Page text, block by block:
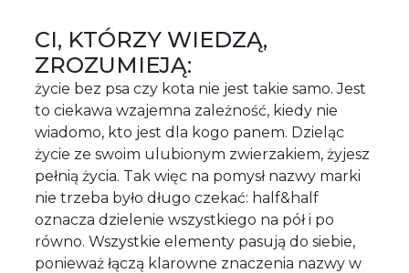
CI, KTÓRZY WIEDZĄ,
ZROZUMIEJĄ:
życie bez psa czy kota nie jest takie samo. Jest
to ciekawa wzajemna zależność, kiedy nie
wiadomo, kto jest dla kogo panem. Dzieląc
życie ze swoim ulubionym zwierzakiem, żyjesz
pełnią życia. Tak więc na pomysł nazwy marki
nie trzeba było długo czekać: half&half
oznacza dzielenie wszystkiego na pół i po
równo. Wszystkie elementy pasują do siebie,
ponieważ łączą klarowne znaczenia nazwy w